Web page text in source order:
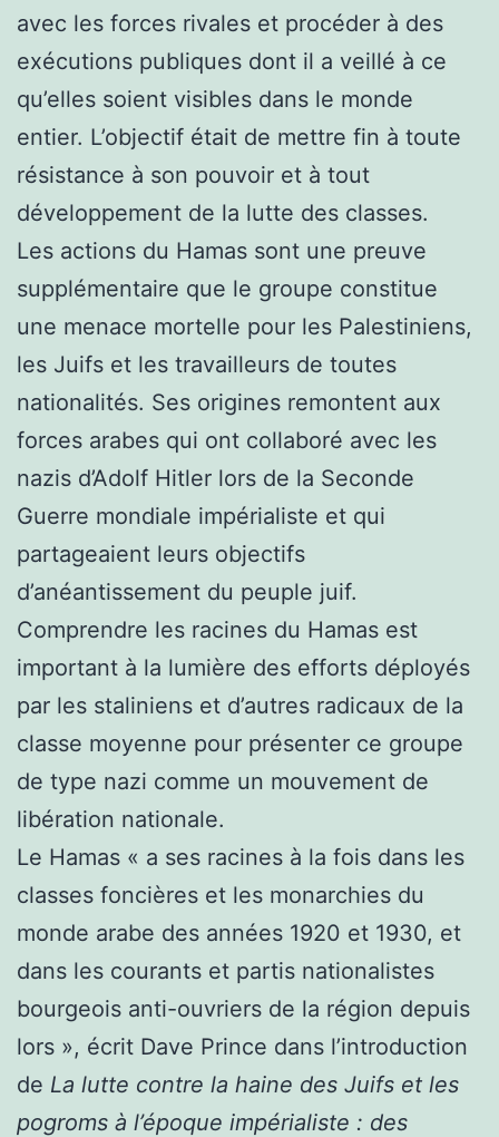
avec les forces rivales et procéder à des
exécutions publiques dont il a veillé à ce
qu’elles soient visibles dans le monde
entier. L’objectif était de mettre fin à toute
résistance à son pouvoir et à tout
développement de la lutte des classes.
Les actions du Hamas sont une preuve
supplémentaire que le groupe constitue
une menace mortelle pour les Palestiniens,
les Juifs et les travailleurs de toutes
nationalités. Ses origines remontent aux
forces arabes qui ont collaboré avec les
nazis d’Adolf Hitler lors de la Seconde
Guerre mondiale impérialiste et qui
partageaient leurs objectifs
d’anéantissement du peuple juif.
Comprendre les racines du Hamas est
important à la lumière des efforts déployés
par les staliniens et d’autres radicaux de la
classe moyenne pour présenter ce groupe
de type nazi comme un mouvement de
libération nationale.
Le Hamas « a ses racines à la fois dans les
classes foncières et les monarchies du
monde arabe des années 1920 et 1930, et
dans les courants et partis nationalistes
bourgeois anti-ouvriers de la région depuis
lors », écrit Dave Prince dans l’introduction
de La lutte contre la haine des Juifs et les
pogroms à l’époque impérialiste : des